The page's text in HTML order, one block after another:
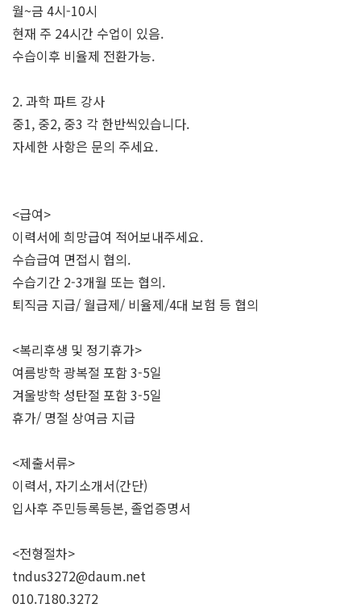
월~금 4시-10시
현재 주 24시간 수업이 있음.
수습이후 비율제 전환가능.
2. 과학 파트 강사
중1, 중2, 중3 각 한반씩있습니다.
자세한 사항은 문의 주세요.
<급여>
이력서에 희망급여 적어보내주세요.
수습급여 면접시 협의.
수습기간 2-3개월 또는 협의.
퇴직금 지급/ 월급제/ 비율제/4대 보험 등 협의
<복리후생 및 정기휴가>
여름방학 광복절 포함 3-5일
겨울방학 성탄절 포함 3-5일
휴가/ 명절 상여금 지급
<제출서류>
이력서, 자기소개서(간단)
입사후 주민등록등본, 졸업증명서
<전형절차>
tndus3272@daum.net
010.7180.3272